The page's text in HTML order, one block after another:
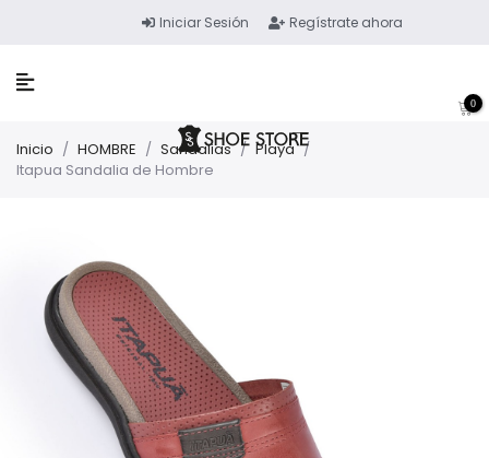
Iniciar Sesión Regístrate ahora
0
Inicio / HOMBRE / Sandalias / Playa /
Itapua Sandalia de Hombre